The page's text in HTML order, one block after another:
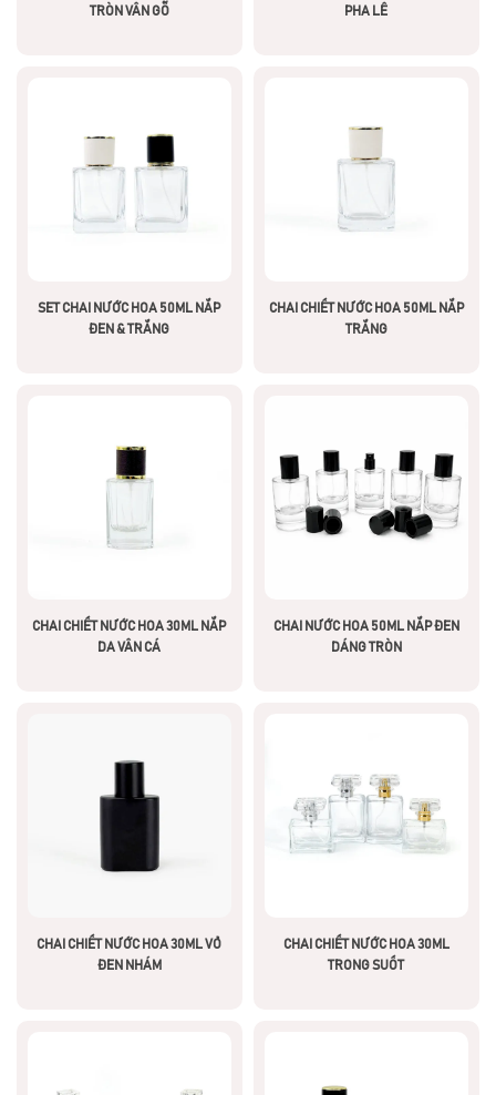
TRÒN VÂN GỖ
PHA LÊ
SET CHAI NƯỚC HOA 50ML NẮP
ĐEN & TRẮNG
CHAI CHIẾT NƯỚC HOA 50ML NẮP
TRẮNG
CHAI CHIẾT NƯỚC HOA 30ML NẮP
DA VÂN CÁ
CHAI NƯỚC HOA 50ML NẮP ĐEN
DÁNG TRÒN
CHAI CHIẾT NƯỚC HOA 30ML VỎ
ĐEN NHÁM
CHAI CHIẾT NƯỚC HOA 30ML
TRONG SUỐT